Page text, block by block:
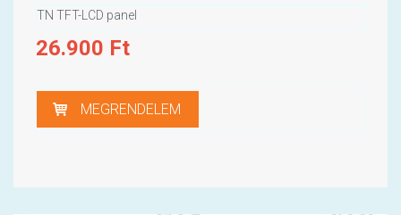
TN TFT-LCD panel
26.900 Ft
MEGRENDELEM